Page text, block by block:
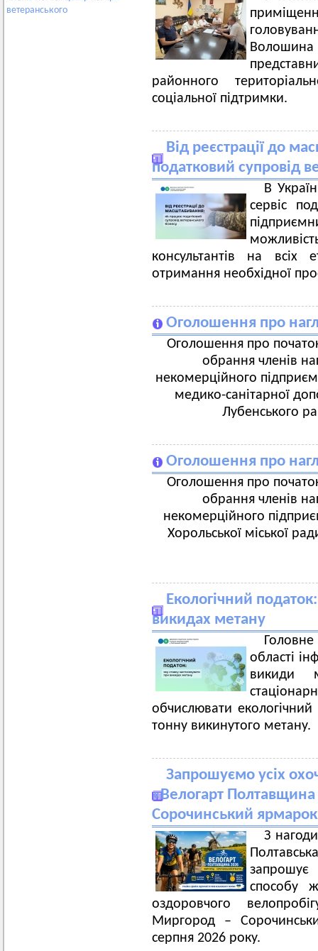
ветеранського
Волошина
районного
соціальної підтримки.
Від реєстрації до
податковий супровід
В
сервіс
консультантів на всіх
отримання необхідної
Оголошення про
Оголошення про
обрання членів
некомерційного
медико-санітарної
Лубенського
Оголошення про
Оголошення про
обрання членів
некомерційного
Хорольської міської
Екологічний
викидах метану
області
викиди
обчислювати
тонну викинутого метану.
Запрошуємо усіх
«Велогарт
Сорочинський
З
способу
оздоровчого
Миргород –
серпня 2026 року.